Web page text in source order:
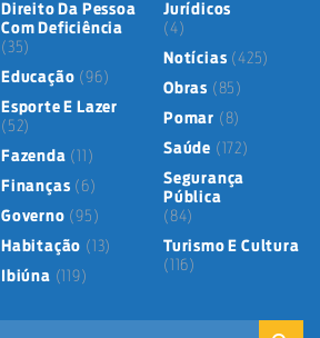
Direito Da Pessoa
Com Deficiência
(35)
Educação (96)
Esporte E Lazer
(52)
Fazenda (11)
Finanças (6)
Governo (95)
Habitação (13)
Ibiúna (119)
Jurídicos
(4)
Notícias (425)
Obras (85)
Pomar (8)
Saúde (172)
Segurança
Pública
(84)
Turismo E Cultura
(116)